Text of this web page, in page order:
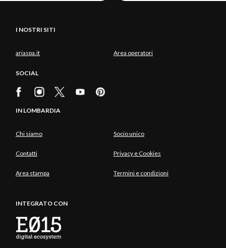
I NOSTRI SITI
ariaspa.it Area operatori
SOCIAL
IN LOMBARDIA
Chi siamo Socio unico
Contatti Privacy e Cookies
Area stampa Termini e condizioni
INTEGRATO CON